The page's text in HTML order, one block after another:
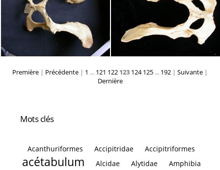
Première | Précédente | 1 ... 121 122 123 124 125 ... 192 | Suivante |
Dernière
Mots clés
Acanthuriformes Accipitridae Accipitriformes
acétabulum Alcidae Alytidae
Amphibia